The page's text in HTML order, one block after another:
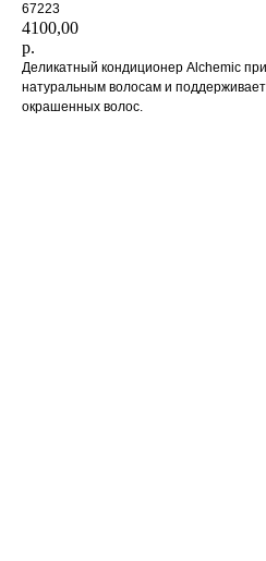
67223
4100,00
р.
Деликатный кондиционер Alchemic
натуральным волосам и поддерживает
окрашенных волос.